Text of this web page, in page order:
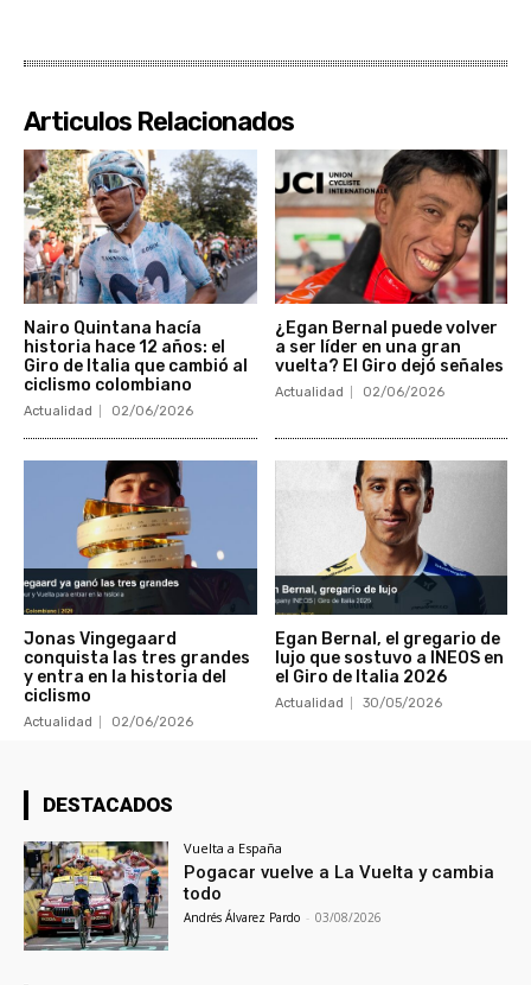
Articulos Relacionados
Nairo Quintana hacía
historia hace 12 años: el
Giro de Italia que cambió al
ciclismo colombiano
Actualidad 02/06/2026
¿Egan Bernal puede volver
a ser líder en una gran
vuelta? El Giro dejó señales
Actualidad 02/06/2026
Jonas Vingegaard
conquista las tres grandes
y entra en la historia del
ciclismo
Actualidad 02/06/2026
Egan Bernal, el gregario de
lujo que sostuvo a INEOS en
el Giro de Italia 2026
Actualidad 30/05/2026
DESTACADOS
Vuelta a España
Pogacar vuelve a La Vuelta y cambia
todo
Andrés Álvarez Pardo - 03/08/2026